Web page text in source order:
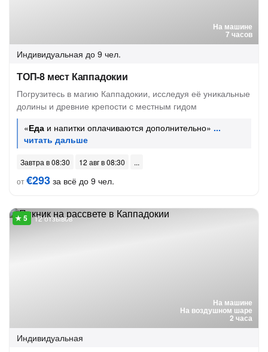
На машине
7 часов
Индивидуальная до 9 чел.
ТОП-8 мест Каппадокии
Погрузитесь в магию Каппадокии, исследуя её уникальные
долины и древние крепости с местным гидом
«Еда и напитки оплачиваются дополнительно»
Завтра в 08:30
12 авг в 08:30
от€293 за всё до 9 чел.
На машине
На воздушном шаре
2 часа
12 отзывов
Индивидуальная